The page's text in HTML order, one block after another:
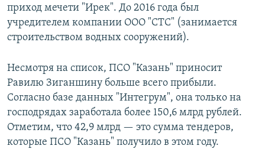
приход мечети "Ирек". До 2016 года был
учредителем компании ООО "СТС" (занимается
строительством водных сооружений).
Несмотря на список, ПСО "Казань" приносит
Равилю Зиганшину больше всего прибыли.
Согласно базе данных "Интегрум", она только на
господрядах заработала более 150,6 млрд рублей.
Отметим, что 42,9 млрд — это сумма тендеров,
которые ПСО "Казань" получило в этом году.